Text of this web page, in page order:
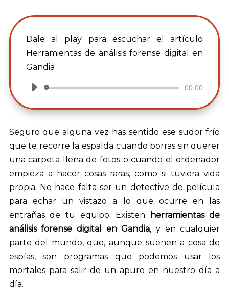
Dale al play para escuchar el artículo
Herramientas de análisis forense digital en
Gandia
Reproductor
audio
00:00
Seguro que alguna vez has sentido ese sudor frío
que te recorre la espalda cuando borras sin querer
una carpeta llena de fotos o cuando el ordenador
empieza a hacer cosas raras, como si tuviera vida
propia. No hace falta ser un detective de película
para echar un vistazo a lo que ocurre en las
entrañas de tu equipo. Existen
herramientas de
análisis forense digital en Gandia, y en cualquier
parte del mundo, que, aunque suenen a cosa de
espías, son programas que podemos usar los
mortales para salir de un apuro en nuestro día a
día.